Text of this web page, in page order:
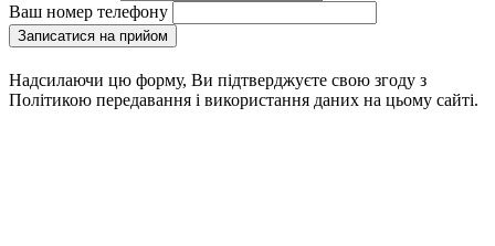
Ваш номер телефону
Записатися на прийом
Надсилаючи цю форму, Ви підтверджуєте свою згоду з
Політикою передавання і використання даних на цьому сайті.